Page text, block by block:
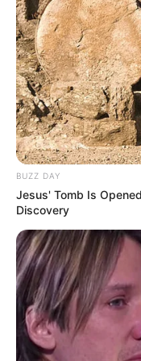
Layu(2022)
Kisah Nyata Spesial
Hingga Rela
Suara Hati Istri
Menorehkan Luka di
Suara Hati Istri
Sandiwara(2022)
Suara Hati Istri
Dari Luka Lama
Suara Hati Istri
Berusaha
(2022)
Suara Hati Istri:
(2022)
Kisah Nyata: Calon
BUZZ DAY
Jesus' Tomb Is
Discovery